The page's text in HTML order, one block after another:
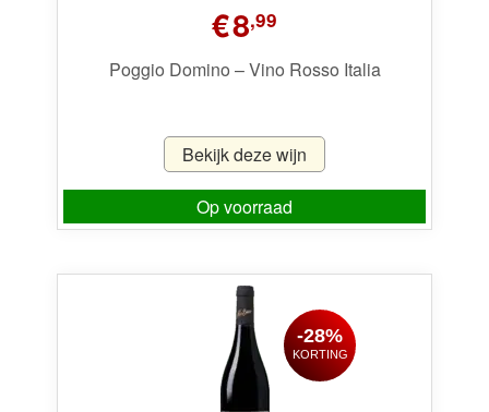
€8,99
Poggio Domino – Vino Rosso Italia
Bekijk deze wijn
Op voorraad
-28%
KORTING